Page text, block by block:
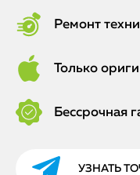
Ремонт
Только
Бессрочная
УЗНАТЬ